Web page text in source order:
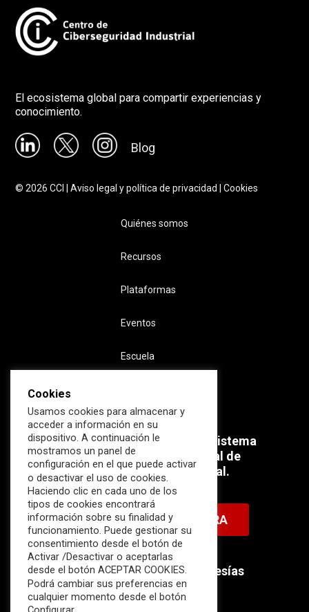
El ecosistema global para compartir experiencias y
conocimiento.
Blog
©2026 CCI |Aviso legal y política de privacidad |Cookies
Quiénes somos
Recursos
Plataformas
Eventos
Escuela
Súmate ahora al mayor Ecosistema
profesional e internacional de
Ciberseguridad Industrial.
HAZTE MIEMBRO AHORA
Descubre nuestras membresías
disponibles.
Cookies
Usamos cookies para almacenar y
acceder a información en su
dispositivo. A continuación le
mostramos un panel de
configuración en el que puede activar
o desactivar el uso de cookies.
Haciendo clic en cada uno de los
tipos de cookies encontrará
información sobre su finalidad y
funcionamiento. Puede gestionar su
consentimiento desde el botón de
Activar /Desactivar o aceptarlas
desde el botón ACEPTAR COOKIES.
Podrá cambiar sus preferencias en
cualquier momento desde el botón